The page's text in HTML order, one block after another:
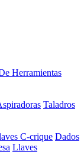
Herramientas
Taladros
C-crique Dados
Llaves